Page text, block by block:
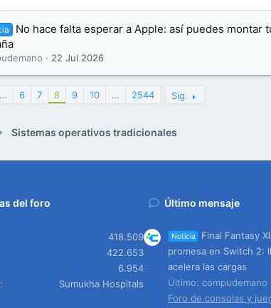
No hace falta esperar a Apple: así puedes
22 Jul 2026
… 6 7 8 9 10 … 2544 Sig.
Sistemas operativos tradicionales
del foro
418.509
422.653
6.954
Sumukha Hospitals
Último mensaje
Noticia
Final Fantasy
promesa en Switch 2:
acelera las cargas
Último: compudemano
Foro de consolas y